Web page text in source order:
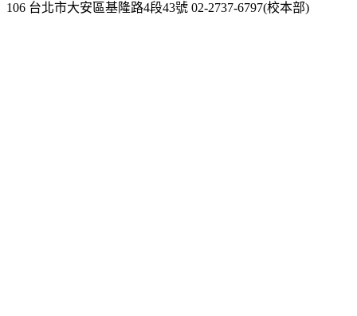
106 台北市大安區基隆路4段43號 02-2737-6797(校本部)